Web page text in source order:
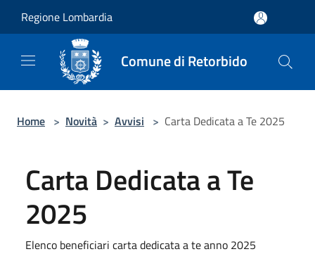
Regione Lombardia
Comune di Retorbido
Home > Novità > Avvisi > Carta Dedicata a Te 2025
Carta Dedicata a Te
2025
Elenco beneficiari carta dedicata a te anno 2025